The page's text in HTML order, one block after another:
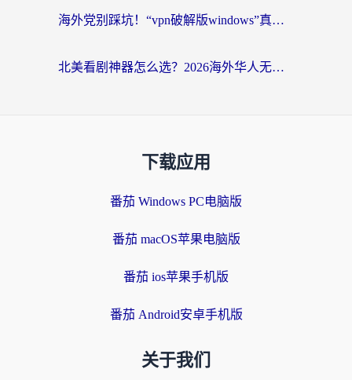
海外党别踩坑！“vpn破解版windows”真的能用？教你选对回国加速器无缝刷国内资源
北美看剧神器怎么选？2026海外华人无缝访问国内资源全攻略
下载应用
番茄 Windows PC电脑版
番茄 macOS苹果电脑版
番茄 ios苹果手机版
番茄 Android安卓手机版
关于我们